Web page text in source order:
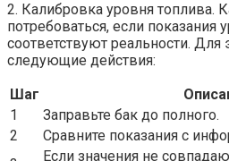
2. Калибровка уровня топлива.
потребоваться, если показания
соответствуют реальности. Для
следующие действия:
Шаг
1
Заправьте бак до полного.
2
Сравните показания с
Если значения не